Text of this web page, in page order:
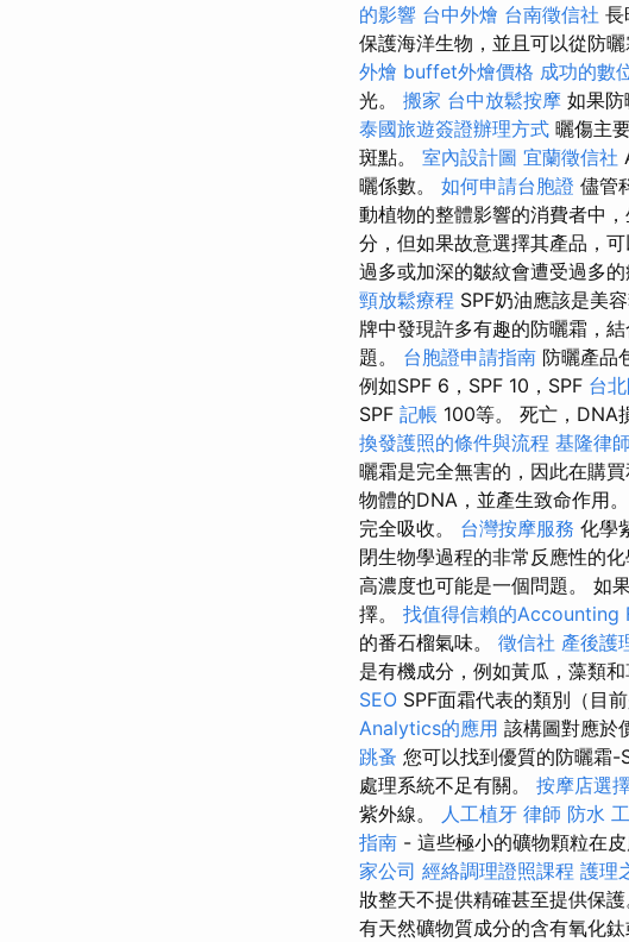
的影響 台中外燴 台南徵信社 長
保護海洋生物，並且可以從防
外燴 buffet外燴價格 成功的數
光。 搬家 台中放鬆按摩 如果防
泰國旅遊簽證辦理方式 曬傷主
斑點。 室內設計圖 宜蘭徵信社
曬係數。 如何申請台胞證 儘管
動植物的整體影響的消費者中
分，但如果故意選擇其產品，
過多或加深的皺紋會遭受過多的
頸放鬆療程 SPF奶油應該是美
牌中發現許多有趣的防曬霜，
題。 台胞證申請指南 防曬產品
例如SPF 6，SPF 10，SPF 台
SPF 記帳 100等。 死亡，DNA
換發護照的條件與流程 基隆律師
曬霜是完全無害的，因此在購
物體的DNA，並產生致命作用。
完全吸收。 台灣按摩服務 化學
閉生物學過程的非常反應性的
高濃度也可能是一個問題。 如
擇。 找值得信賴的Accounting
的番石榴氣味。 徵信社 產後護
是有機成分，例如黃瓜，藻類
SEO SPF面霜代表的類別（目
Analytics的應用 該構圖對應於
跳蚤 您可以找到優質的防曬霜-
處理系統不足有關。 按摩店選
紫外線。
人工植牙 律師 防水
指南 - 這些極小的礦物顆粒在
家公司 經絡調理證照課程 護理
妝整天不提供精確甚至提供保
有天然礦物質成分的含有氧化